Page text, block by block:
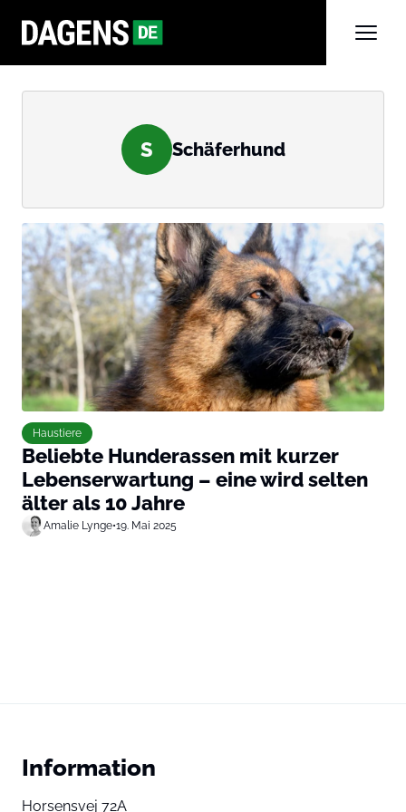
S Schäferhund
Haustiere
Beliebte Hunderassen mit kurzer
Lebenserwartung – eine wird selten
älter als 10 Jahre
Amalie Lynge•19. Mai 2025
Information
Horsensvej 72A